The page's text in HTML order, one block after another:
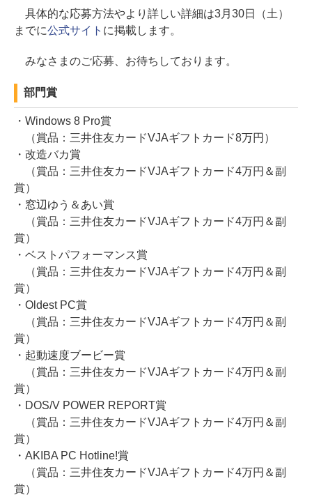
具体的な応募方法やより詳しい詳細は3月30日（土）
までに公式サイト に掲載します。
みなさまのご応募、お待ちしております。
部門賞
・Windows 8 Pro賞
（賞品：三井住友カードVJAギフトカード8万円）
・改造バカ賞
（賞品：三井住友カードVJAギフトカード4万円＆副
賞）
・窓辺ゆう＆あい賞
（賞品：三井住友カードVJAギフトカード4万円＆副
賞）
・ベストパフォーマンス賞
（賞品：三井住友カードVJAギフトカード4万円＆副
賞）
・Oldest PC賞
（賞品：三井住友カードVJAギフトカード4万円＆副
賞）
・起動速度ブービー賞
（賞品：三井住友カードVJAギフトカード4万円＆副
賞）
・DOS/V POWER REPORT賞
（賞品：三井住友カードVJAギフトカード4万円＆副
賞）
・AKIBA PC Hotline!賞
（賞品：三井住友カードVJAギフトカード4万円＆副
賞）